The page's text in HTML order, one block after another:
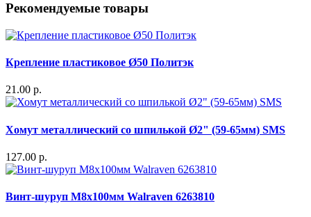
Рекомендуемые товары
Крепление пластиковое Ø50 Политэк
21.00 р.
Хомут металлический со шпилькой Ø2" (59-65мм) SMS
127.00 р.
Винт-шуруп M8x100мм Walraven 6263810